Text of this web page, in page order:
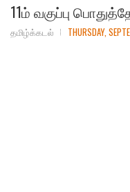
11ம் வகுப்பு
தமிழ்க்கடல் THURSDAY,